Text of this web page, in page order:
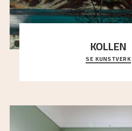
KOLLEN
Et ruvende fjell dominerer
sterk kontrast til det spinkle
SE KUNSTVERK